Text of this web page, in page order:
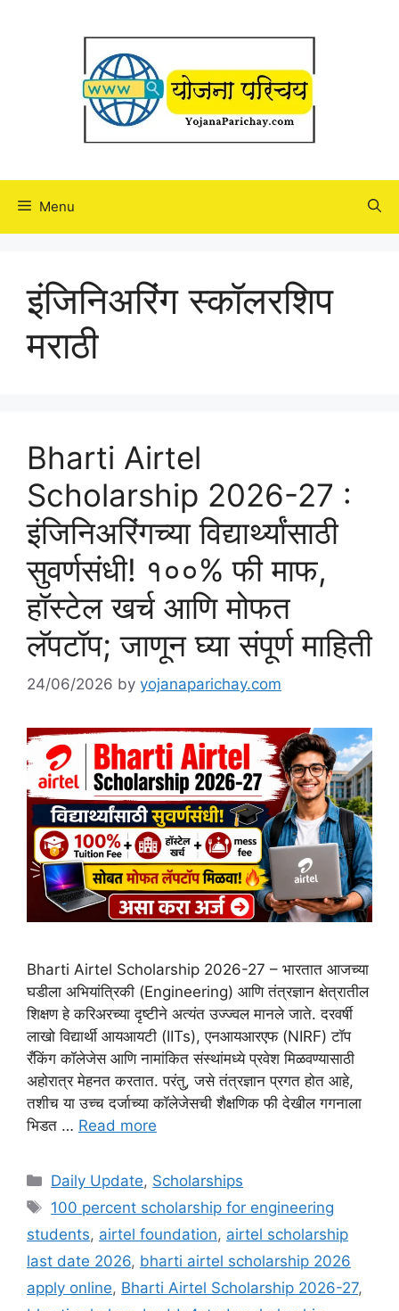
Menu
इंजिनिअरिंग स्कॉलरशिप
मराठी
Bharti Airtel
Scholarship 2026-27 :
इंजिनिअरिंगच्या विद्यार्थ्यांसाठी
सुवर्णसंधी! १००% फी माफ,
हॉस्टेल खर्च आणि मोफत
लॅपटॉप; जाणून घ्या संपूर्ण माहिती
24/06/2026 by yojanaparichay.com
Bharti Airtel Scholarship 2026-27 – भारतात आजच्या
घडीला अभियांत्रिकी (Engineering) आणि तंत्रज्ञान क्षेत्रातील
शिक्षण हे करिअरच्या दृष्टीने अत्यंत उज्ज्वल मानले जाते. दरवर्षी
लाखो विद्यार्थी आयआयटी (IITs), एनआयआरएफ (NIRF) टॉप
रँकिंग कॉलेजेस आणि नामांकित संस्थांमध्ये प्रवेश मिळवण्यासाठी
अहोरात्र मेहनत करतात. परंतु, जसे तंत्रज्ञान प्रगत होत आहे,
तशीच या उच्च दर्जाच्या कॉलेजेसची शैक्षणिक फी देखील गगनाला
भिडत … Read more
Categories
Daily Update, Scholarships
Tags
100 percent scholarship for engineering
students, airtel foundation, airtel scholarship
last date 2026, bharti airtel scholarship 2026
apply online, Bharti Airtel Scholarship 2026-27,